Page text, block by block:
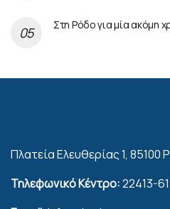
Στη Ρόδο για μία ακόμη
Πλατεία Ελευθερίας 1, 85100
Τηλεφωνικό Κέντρο:22413-